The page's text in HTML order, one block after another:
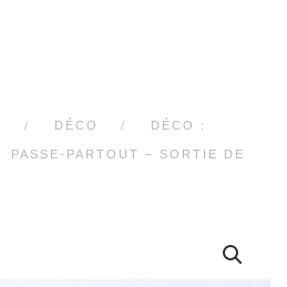
DÉCO DÉCO :
PASSE-PARTOUT – SORTIE DE